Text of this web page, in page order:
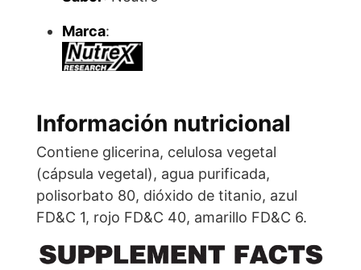
Marca:
Información nutricional
Contiene glicerina, celulosa vegetal
(cápsula vegetal), agua purificada,
polisorbato 80, dióxido de titanio, azul
FD&C 1, rojo FD&C 40, amarillo FD&C 6.